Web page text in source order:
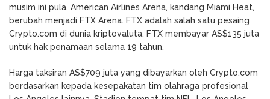
musim ini pula, American Airlines Arena, kandang Miami Heat,
berubah menjadi FTX Arena. FTX adalah salah satu pesaing
Crypto.com di dunia kriptovaluta. FTX membayar AS$135 juta
untuk hak penamaan selama 19 tahun.
Harga taksiran AS$709 juta yang dibayarkan oleh Crypto.com
berdasarkan kepada kesepakatan tim olahraga profesional